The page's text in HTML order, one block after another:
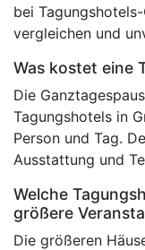
bei
vergleichen und
Was kostet eine
Die
Tagungshotels in
Person und Tag.
Ausstattung und
Welche
größere
Die größeren